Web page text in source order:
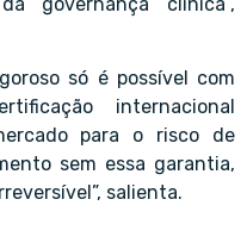
só é possível com
internacional
para o risco de
sem essa garantia,
salienta.